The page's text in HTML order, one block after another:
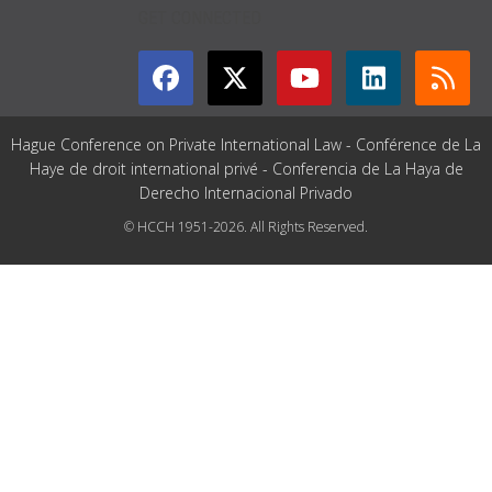
Hague Conference on Private International Law - Conférence de La
Haye de droit international privé - Conferencia de La Haya de
Derecho Internacional Privado
© HCCH 1951-2026. All Rights Reserved.